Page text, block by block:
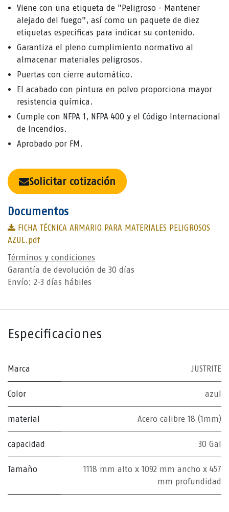
Viene con una etiqueta de "Peligroso - Mantener
alejado del fuego", así como un paquete de diez
etiquetas específicas para indicar su contenido.
Garantiza el pleno cumplimiento normativo al
almacenar materiales peligrosos.
Puertas con cierre automático.
El acabado con pintura en polvo proporciona mayor
resistencia química.
Cumple con NFPA 1, NFPA 400 y el Código Internacional
de Incendios.
Aprobado por FM.
Solicitar cotización
Documentos
FICHA TÉCNICA ARMARIO PARA MATERIALES PELIGROSOS
AZUL.pdf
Términos y condiciones
Garantía de devolución de 30 días
Envío: 2-3 días hábiles
Especificaciones
Marca JUSTRITE
Color azul
material Acero calibre 18 (1mm)
capacidad 30 Gal
Tamaño
1118 mm alto x 1092 mm ancho x 457
mm profundidad